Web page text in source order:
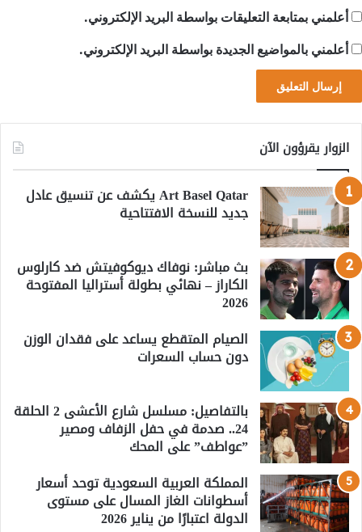
أعلمني بمتابعة التعليقات بواسطة البريد الإلكتروني.
أعلمني بالمواضيع الجديدة بواسطة البريد الإلكتروني.
الزوار يقرؤون الآن
Art Basel Qatar يكشف عن تنسيق عادل
جديد للنسخة الافتتاحية
بث مباشر: نوفاك ديوكوفيتش ضد كارلوس
الكاراز – نهائي بطولة أستراليا المفتوحة
2026
الصيام المتقطع يساعد على فقدان الوزن
دون حساب السعرات
بالتفاصيل: مسلسل شارع الأعشى 2 الحلقة
24.. صدمة في حفل الزفاف ومصير
”عواطف” على المحك
المملكة العربية السعودية توحد أسعار
أسطوانات الغاز المسال على مستوى
الدولة اعتبارًا من يناير 2026